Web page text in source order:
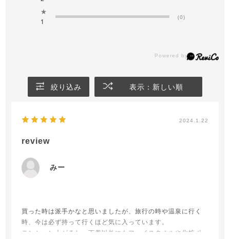
★
1
(0)
絞り込み 表示：新しい順
2024.1.22
review
みー
買った時は派手かなと思いましたが、旅行の時や温泉に行く
時、今は必ず持って行くほど気に入っています。
テンション上がるし、下着以外にもフェイスタオルや化粧ポ